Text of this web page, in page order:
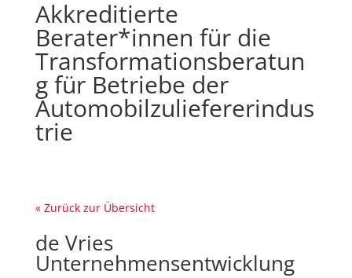
Akkreditierte
Berater*innen für die
Transformationsberatun
g für Betriebe der
Automobilzuliefererindus
trie
« Zurück zur Übersicht
de Vries
Unternehmensentwicklung